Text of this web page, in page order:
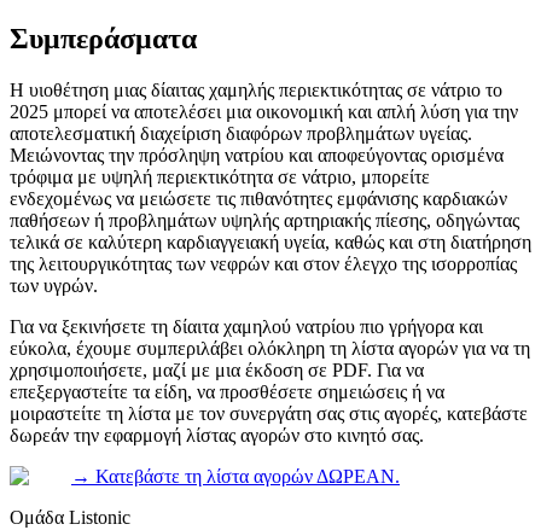
Συμπεράσματα
Η υιοθέτηση μιας δίαιτας χαμηλής περιεκτικότητας σε νάτριο το
2025 μπορεί να αποτελέσει μια οικονομική και απλή λύση για την
αποτελεσματική διαχείριση διαφόρων προβλημάτων υγείας.
Μειώνοντας την πρόσληψη νατρίου και αποφεύγοντας ορισμένα
τρόφιμα με υψηλή περιεκτικότητα σε νάτριο, μπορείτε
ενδεχομένως να μειώσετε τις πιθανότητες εμφάνισης καρδιακών
παθήσεων ή προβλημάτων υψηλής αρτηριακής πίεσης, οδηγώντας
τελικά σε καλύτερη καρδιαγγειακή υγεία, καθώς και στη διατήρηση
της λειτουργικότητας των νεφρών και στον έλεγχο της ισορροπίας
των υγρών.
Για να ξεκινήσετε τη δίαιτα χαμηλού νατρίου πιο γρήγορα και
εύκολα, έχουμε συμπεριλάβει ολόκληρη τη λίστα αγορών για να τη
χρησιμοποιήσετε, μαζί με μια έκδοση σε PDF. Για να
επεξεργαστείτε τα είδη, να προσθέσετε σημειώσεις ή να
μοιραστείτε τη λίστα με τον συνεργάτη σας στις αγορές, κατεβάστε
δωρεάν την εφαρμογή λίστας αγορών στο κινητό σας.
→ Κατεβάστε τη λίστα αγορών ΔΩΡΕΑΝ.
Ομάδα Listonic